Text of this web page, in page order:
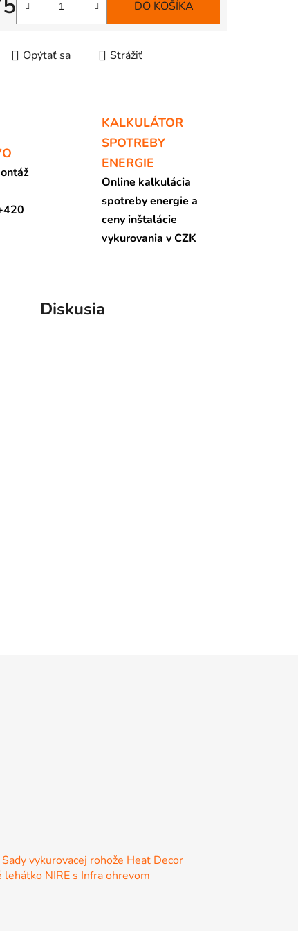
cena:
DO KOŠÍKA
Opýtať sa
Strážiť
KALKULÁTOR
SPOTREBY
ENERGIE
Online kalkulácia
spotreby energie a
ceny inštalácie
vykurovania v CZK
Diskusia
vykurovacej rohože Heat Decor
lehátko NIRE s Infra ohrevom